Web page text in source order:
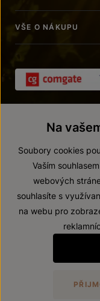
VŠE O NÁKUPU
©
Zákaz prodeje
Na
Soubory cookies
Vaším
webových
souhlasíte s
na webu pro